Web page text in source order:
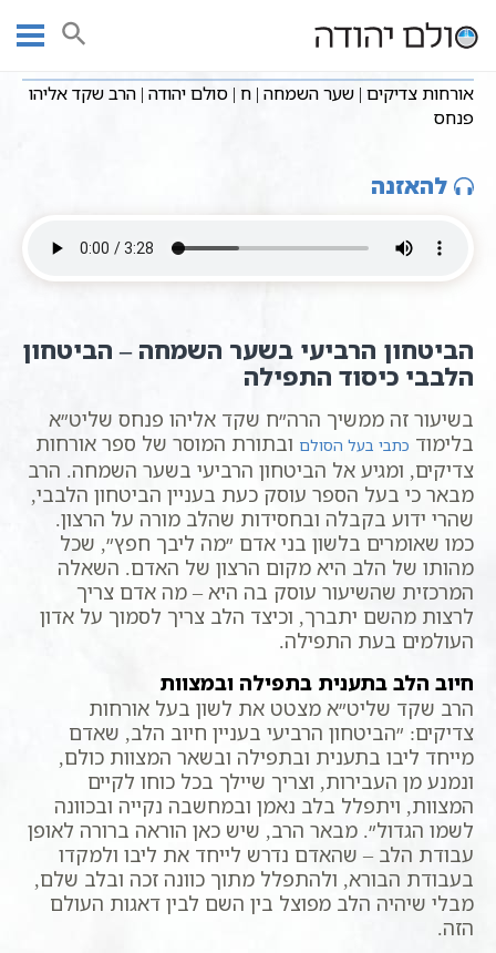
עמוד ראשי שיעורי וידאו
אורחות צדיקים | שער השמחה | ח | סולם יהודה | הרב שקד אליהו פנחס
אורחות צדיקים | שער השמחה | ח | סולם יהודה | הרב שקד אליהו
פנחס
להאזנה
הביטחון הרביעי בשער השמחה – הביטחון
הלבבי כיסוד התפילה
בשיעור זה ממשיך הרה״ח שקד אליהו פנחס שליט״א
בלימוד כתבי בעל הסולם ובתורת המוסר של ספר אורחות
צדיקים, ומגיע אל הביטחון הרביעי בשער השמחה. הרב
מבאר כי בעל הספר עוסק כעת בעניין הביטחון הלבבי,
שהרי ידוע בקבלה ובחסידות שהלב מורה על הרצון.
כמו שאומרים בלשון בני אדם ״מה ליבך חפץ״, שכל
מהותו של הלב היא מקום הרצון של האדם. השאלה
המרכזית שהשיעור עוסק בה היא – מה אדם צריך
לרצות מהשם יתברך, וכיצד הלב צריך לסמוך על אדון
העולמים בעת התפילה.
חיוב הלב בתענית בתפילה ובמצוות
הרב שקד שליט״א מצטט את לשון בעל אורחות
צדיקים: ״הביטחון הרביעי בעניין חיוב הלב, שאדם
מייחד ליבו בתענית ובתפילה ובשאר המצוות כולם,
ונמנע מן העבירות, וצריך שיילך בכל כוחו לקיים
המצוות, ויתפלל בלב נאמן ובמחשבה נקייה ובכוונה
לשמו הגדול״. מבאר הרב, שיש כאן הוראה ברורה לאופן
עבודת הלב – שהאדם נדרש לייחד את ליבו ולמקדו
בעבודת הבורא, ולהתפלל מתוך כוונה זכה ובלב שלם,
מבלי שיהיה הלב מפוצל בין השם לבין דאגות העולם
הזה.